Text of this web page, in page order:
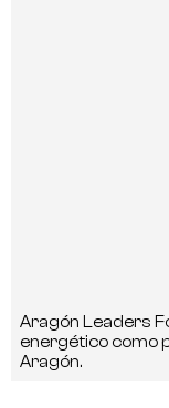
Aragón Leaders
energético como
Aragón.